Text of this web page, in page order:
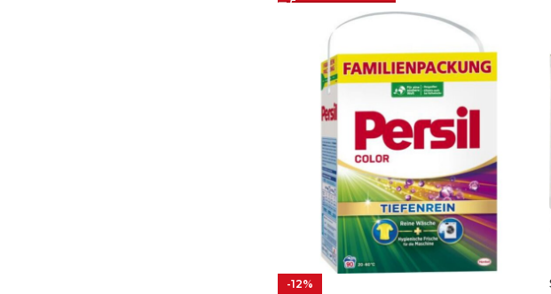
-12%